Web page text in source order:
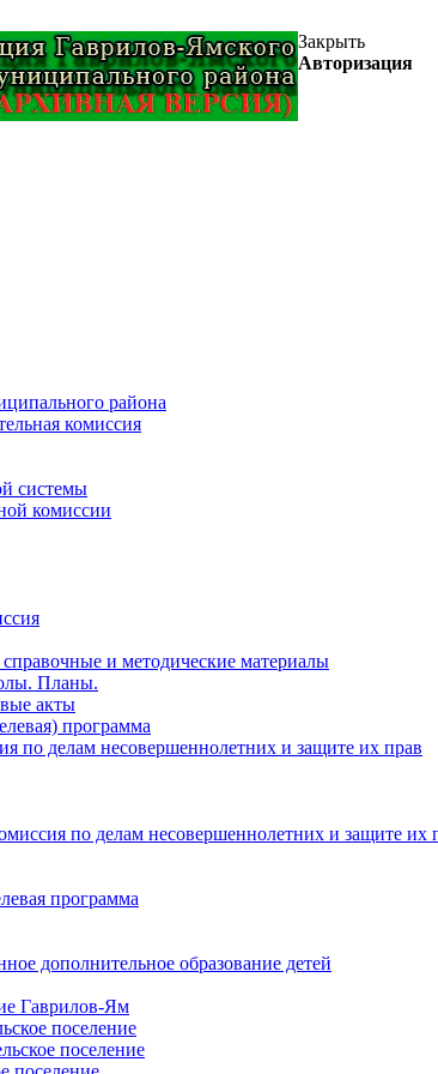
Закрыть
Авторизация
района
комиссия
системы
комиссии
и методические материалы
Планы.
акты
программа
по делам несовершеннолетних и защите их прав
по делам несовершеннолетних и защите
программа
дополнительное образование детей
Гаврилов-Ям
поселение
поселение